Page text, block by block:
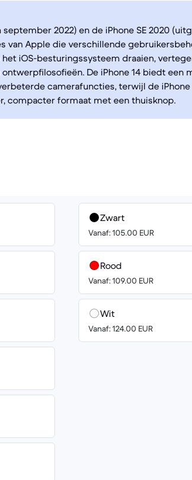
2022) en de iPhone SE 2020
van Apple die verschillende
iOS-besturingssysteem draaien,
De iPhone 14 biedt een
camerafuncties, terwijl de iPhone
compacter formaat met een thuisknop.
Zwart
Vanaf: 105.00 EUR
Rood
Vanaf: 109.00 EUR
Wit
Vanaf: 124.00 EUR